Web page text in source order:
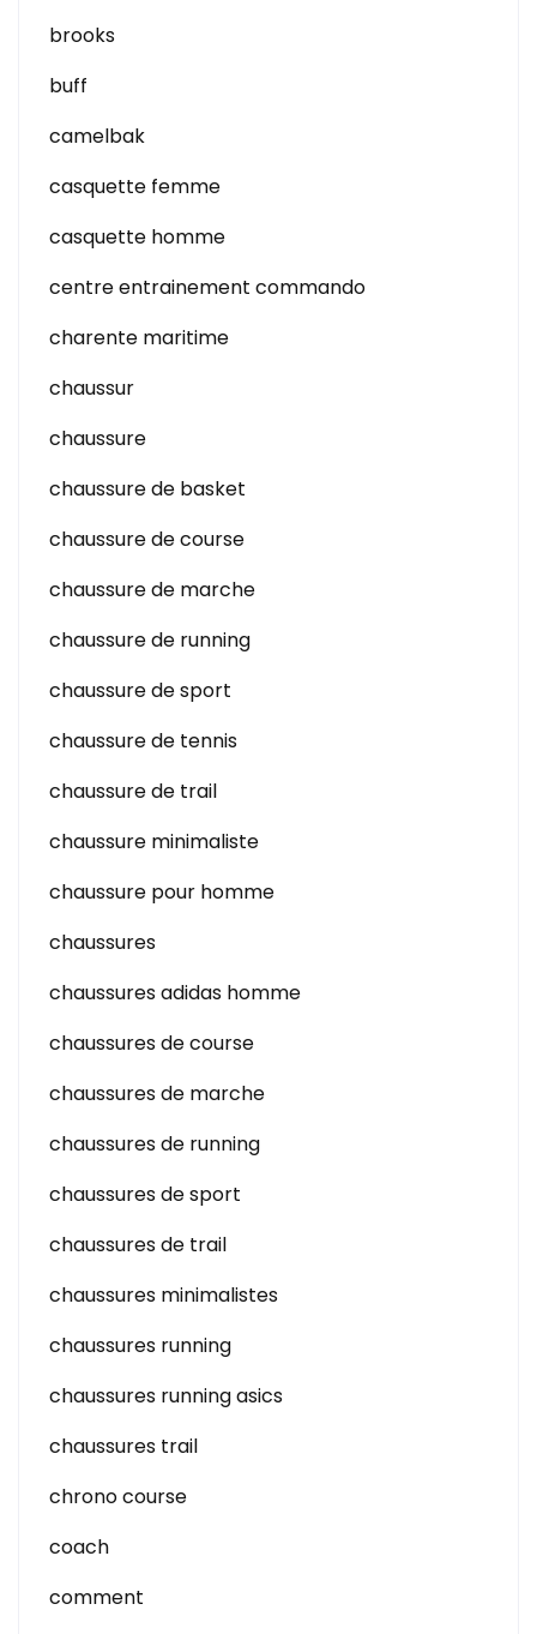
brooks
buff
camelbak
casquette femme
casquette homme
centre entrainement commando
charente maritime
chaussur
chaussure
chaussure de basket
chaussure de course
chaussure de marche
chaussure de running
chaussure de sport
chaussure de tennis
chaussure de trail
chaussure minimaliste
chaussure pour homme
chaussures
chaussures adidas homme
chaussures de course
chaussures de marche
chaussures de running
chaussures de sport
chaussures de trail
chaussures minimalistes
chaussures running
chaussures running asics
chaussures trail
chrono course
coach
comment